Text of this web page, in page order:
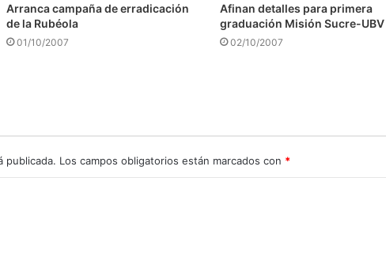
Arranca campaña de erradicación
de la Rubéola
01/10/2007
Afinan detalles para primera
graduación Misión Sucre-UBV
02/10/2007
publicada. Los campos obligatorios están marcados con *